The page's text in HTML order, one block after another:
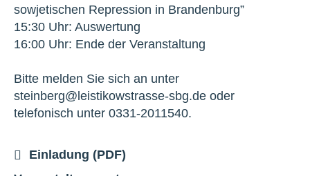
sowjetischen Repression in Brandenburg”
15:30 Uhr: Auswertung
16:00 Uhr: Ende der Veranstaltung
Bitte melden Sie sich an unter
steinberg@leistikowstrasse-sbg.de oder
telefonisch unter 0331-2011540.
Einladung (PDF)